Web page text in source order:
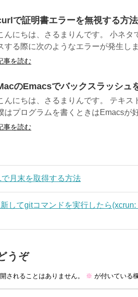
で証明書エラーを無視する方法
んにちは、さるまりんです。 小ネ
する際に次のようなエラーが発生し
事を読む
のEmacsでバックスラッシュ
んにちは、さるまりんです。 テキス
はプログラムを書くときはEmacsが
事を読む
月末を取得する方法
してgitコマンドを実行したら
うぞ
されることはありません。 ※ が付いている